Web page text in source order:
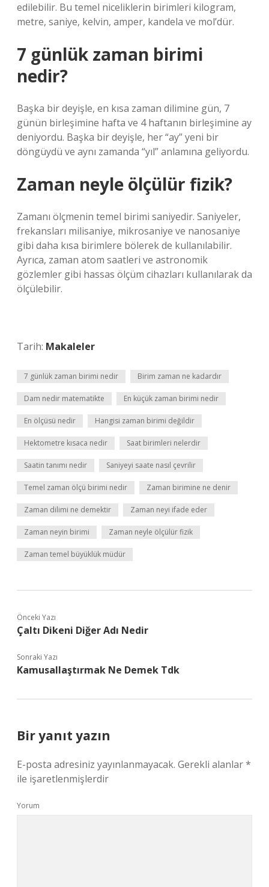
edilebilir. Bu temel niceliklerin birimleri kilogram,
metre, saniye, kelvin, amper, kandela ve mol’dür.
7 günlük zaman birimi
nedir?
Başka bir deyişle, en kısa zaman dilimine gün, 7
günün birleşimine hafta ve 4 haftanın birleşimine ay
deniyordu. Başka bir deyişle, her “ay” yeni bir
döngüydü ve aynı zamanda “yıl” anlamına geliyordu.
Zaman neyle ölçülür fizik?
Zamanı ölçmenin temel birimi saniyedir. Saniyeler,
frekansları milisaniye, mikrosaniye ve nanosaniye
gibi daha kısa birimlere bölerek de kullanılabilir.
Ayrıca, zaman atom saatleri ve astronomik
gözlemler gibi hassas ölçüm cihazları kullanılarak da
ölçülebilir.
Tarih: Makaleler
7 günlük zaman birimi nedir Birim zaman ne kadardır
Dam nedir matematikte En küçük zaman birimi nedir
En ölçüsü nedir Hangisi zaman birimi değildir
Hektometre kısaca nedir Saat birimleri nelerdir
Saatin tanımı nedir Saniyeyi saate nasıl çevrilir
Temel zaman ölçü birimi nedir Zaman birimine ne denir
Zaman dilimi ne demektir Zaman neyi ifade eder
Zaman neyin birimi Zaman neyle ölçülür fizik
Zaman temel büyüklük müdür
Önceki Yazı
Çaltı Dikeni Diğer Adı Nedir
Sonraki Yazı
Kamusallaştırmak Ne Demek Tdk
Bir yanıt yazın
E-posta adresiniz yayınlanmayacak. Gerekli alanlar*
ile işaretlenmişlerdir
Yorum